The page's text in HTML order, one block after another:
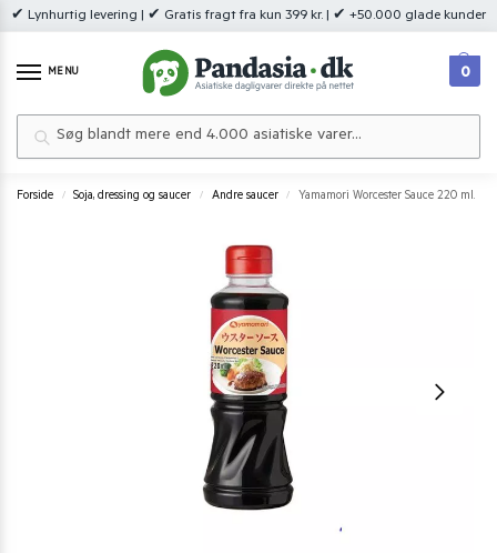
✔ Lynhurtig levering | ✔ Gratis fragt fra kun 399 kr. | ✔ +50.000 glade kunder
MENU 0
Forside / Soja, dressing og saucer / Andre saucer / Yamamori Worcester Sauce 220 ml.